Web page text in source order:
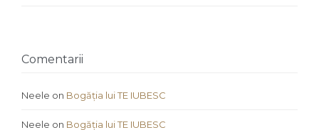
Comentarii
Neele on Bogăția lui TE IUBESC
Neele on Bogăția lui TE IUBESC